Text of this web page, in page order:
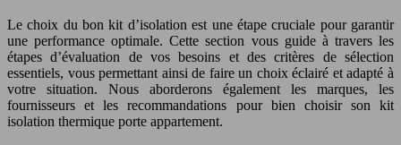
Le choix du bon kit d’isolation est une étape cruciale pour garantir
une performance optimale. Cette section vous guide à travers les
étapes d’évaluation de vos besoins et des critères de sélection
essentiels, vous permettant ainsi de faire un choix éclairé et adapté à
votre situation. Nous aborderons également les marques, les
fournisseurs et les recommandations pour bien choisir son kit
isolation thermique porte appartement.